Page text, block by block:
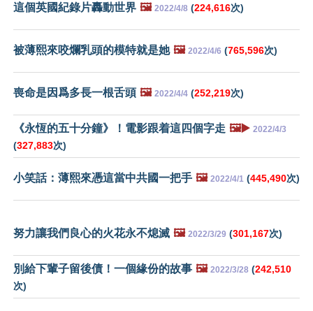
這個英國紀錄片轟動世界 🖼️ 2022/4/8 (224,616次)
被薄熙來咬爛乳頭的模特就是她 🖼️ 2022/4/6 (765,596次)
喪命是因爲多長一根舌頭 🖼️ 2022/4/4 (252,219次)
《永恆的五十分鐘》！電影跟着這四個字走 🖼️▶️ 2022/4/3
(327,883次)
小笑話：薄熙來憑這當中共國一把手 🖼️ 2022/4/1 (445,490次)
努力讓我們良心的火花永不熄滅 🖼️ 2022/3/29 (301,167次)
別給下輩子留後債！一個緣份的故事 🖼️ 2022/3/28 (242,510
次)